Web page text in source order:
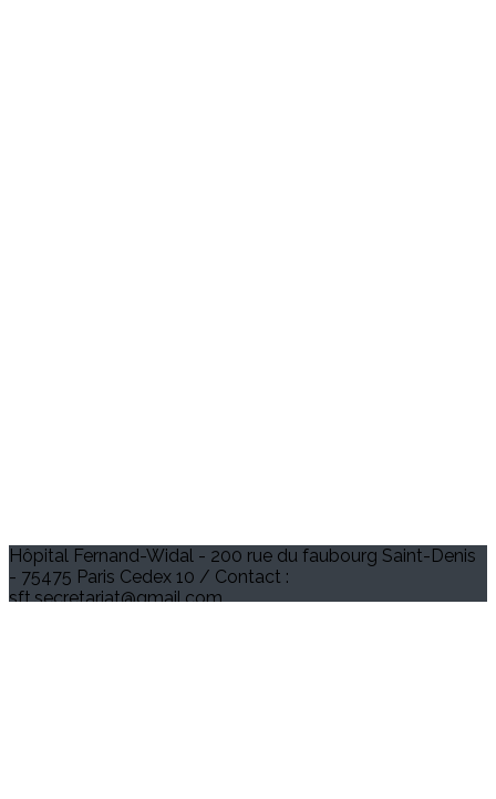
Hôpital Fernand-Widal - 200 rue du faubourg Saint-Denis
- 75475 Paris Cedex 10 / Contact :
sft.secretariat@gmail.com